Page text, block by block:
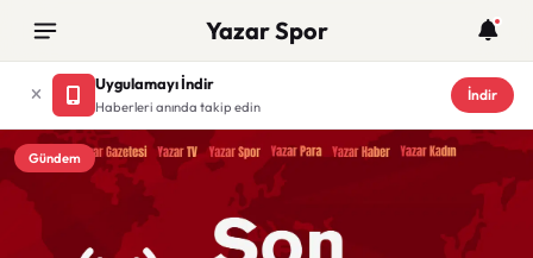
Yazar Spor
Uygulamayı İndir
Haberleri anında takip edin
İndir
Gündem